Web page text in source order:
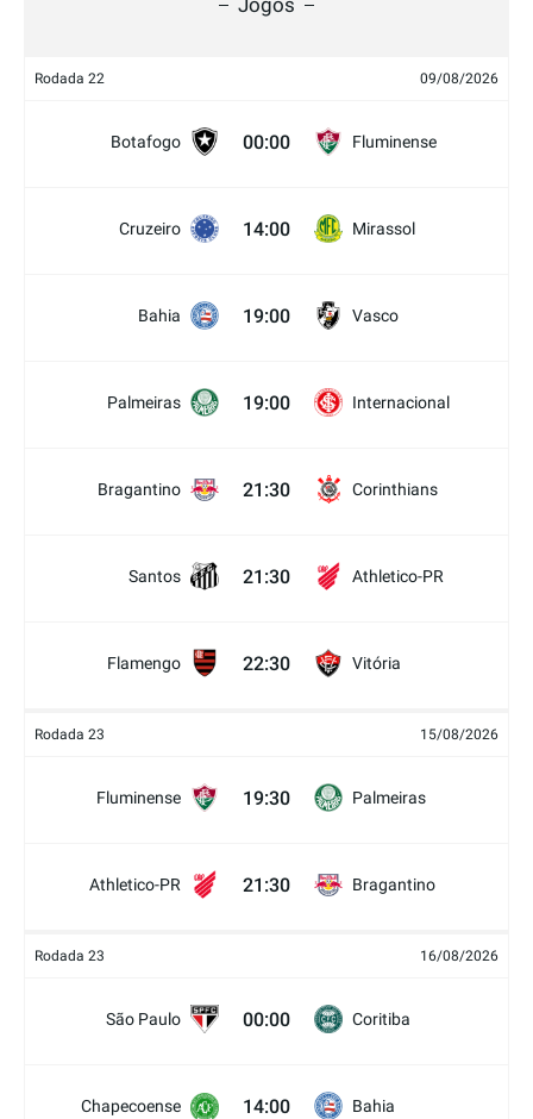
Jogos
Rodada 22 09/08/2026
Botafogo 00:00 Fluminense
Cruzeiro 14:00 Mirassol
Bahia 19:00 Vasco
Palmeiras 19:00 Internacional
Bragantino 21:30 Corinthians
Santos 21:30 Athletico-PR
Flamengo 22:30 Vitória
Rodada 23 15/08/2026
Fluminense 19:30 Palmeiras
Athletico-PR 21:30 Bragantino
Rodada 23 16/08/2026
São Paulo 00:00 Coritiba
Chapecoense 14:00 Bahia